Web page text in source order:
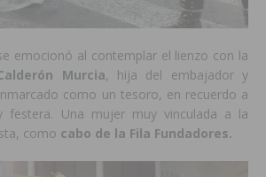
emocionó al contemplar el lienzo con la
Murcia, hija del embajador y
como un tesoro, en recuerdo a
festera. Una mujer muy vinculada a la
como cabo de la Fila Fundadores.